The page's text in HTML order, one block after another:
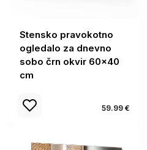
Stensko pravokotno
ogledalo za dnevno
sobo črn okvir 60x40
cm
59.99 €